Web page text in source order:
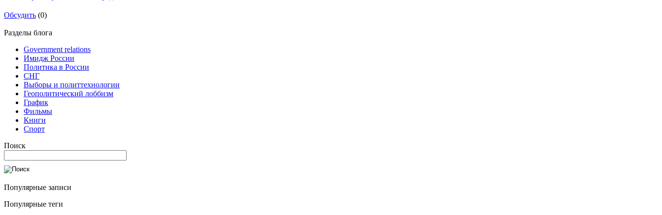
Обсудить (0)
Разделы блога
Government relations
Имидж России
Политика в России
СНГ
Выборы и политтехнологии
Геополитический лоббизм
График
Фильмы
Книги
Спорт
Поиск
Популярные записи
Популярные теги